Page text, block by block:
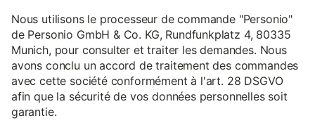
Nous utilisons le processeur de commande "Personio"
de Personio GmbH & Co. KG, Rundfunkplatz 4, 80335
Munich, pour consulter et traiter les demandes. Nous
avons conclu un accord de traitement des commandes
avec cette société conformément à l'art. 28 DSGVO
afin que la sécurité de vos données personnelles soit
garantie.